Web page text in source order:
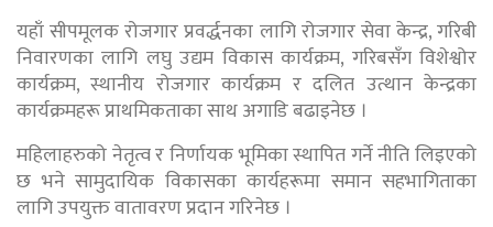
यहाँ सीपमूलक रोजगार प्रवर्द्धनका लागि रोजगार सेवा केन्द्र, गरिबी
निवारणका लागि लघु उद्यम विकास कार्यक्रम, गरिबसँग विशेश्वोर
कार्यक्रम, स्थानीय रोजगार कार्यक्रम र दलित उत्थान केन्द्रका
कार्यक्रमहरू प्राथमिकताका साथ अगाडि बढाइनेछ ।
महिलाहरुको नेतृत्व र निर्णायक भूमिका स्थापित गर्ने नीति लिइएको
छ भने सामुदायिक विकासका कार्यहरूमा समान सहभागिताका
लागि उपयुक्त वातावरण प्रदान गरिनेछ ।